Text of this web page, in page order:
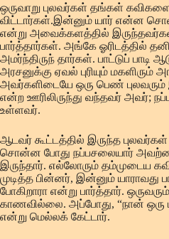
ஒருவாறு புலவர்கள் தங்கள்
விட்டார்கள்.இன்னும் யார் என்ன
என்று அவைக்களத்தில்
பார்த்தார்கள். அங்கே ஓரிடத்தில்
அமர்ந்திருந் தார்கள். பாட்டுப் பாடி
அரசனுக்கு ஏவல் புரியும் மகளிரும்
அவர்களிடையே ஒரு பெண்
என்ற ஊரிலிருந்து வந்தவர் அவர்;
உள்ளவர்.
ஆடவர் கூட்டத்தில் இருந்த
சொன்ன போது நப்பசலையார்
இருந்தார். எல்லோரும் தம்முடைய
முடித்த பின்னர், இன்னும் யாராவது
போகிறாரா என்று பார்த்தார்.
காணவில்லை. அப்போது, “நான் ஒரு
என்று மெல்லக் கேட்டார்.